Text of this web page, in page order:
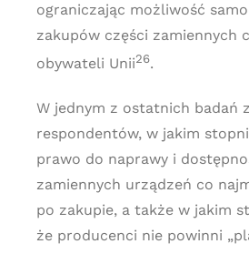
ograniczając możliwość
zakupów części zamiennych
obywateli Unii26.
W jednym z ostatnich badań
respondentów, w jakim
prawo do naprawy i
zamiennych urządzeń co
po zakupie, a także w jakim
że producenci nie powinni